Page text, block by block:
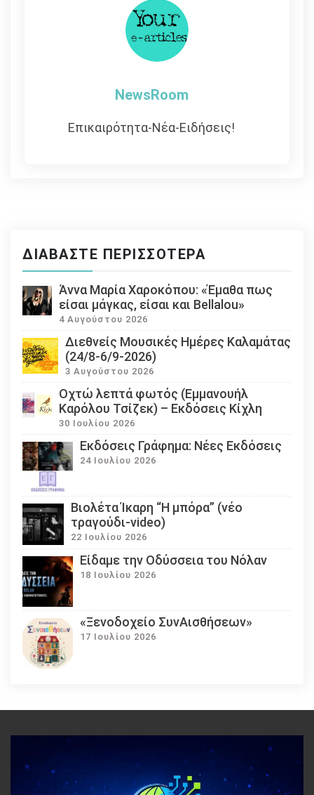
NewsRoom
Επικαιρότητα-Νέα-Ειδήσεις!
ΔΙΑΒΆΣΤΕ ΠΕΡΙΣΣΌΤΕΡΑ
Άννα Μαρία Χαροκόπου: «Έμαθα πως
είσαι μάγκας, είσαι και Bellalou»
4 Αυγούστου 2026
Διεθνείς Μουσικές Ημέρες Καλαμάτας
(24/8-6/9-2026)
3 Αυγούστου 2026
Οχτώ λεπτά φωτός (Εμμανουήλ
Καρόλου Τσίζεκ) – Εκδόσεις Κίχλη
30 Ιουλίου 2026
Εκδόσεις Γράφημα: Νέες Εκδόσεις
24 Ιουλίου 2026
Βιολέτα Ίκαρη “Η μπόρα” (νέο
τραγούδι-video)
22 Ιουλίου 2026
Eίδαμε την Οδύσσεια του Νόλαν
18 Ιουλίου 2026
«Ξενοδοχείο ΣυνΑισθήσεων»
17 Ιουλίου 2026